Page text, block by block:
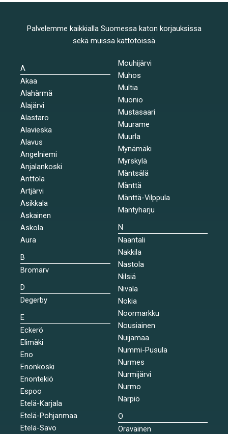
Palvelemme kaikkialla Suomessa katon korjauksissa
sekä muissa kattotöissä
A
Akaa
Alahärmä
Alajärvi
Alastaro
Alavieska
Alavus
Angelniemi
Anjalankoski
Anttola
Artjärvi
Asikkala
Askainen
Askola
Aura
B
Bromarv
D
Degerby
E
Eckerö
Elimäki
Eno
Enonkoski
Enontekiö
Espoo
Etelä-Karjala
Etelä-Pohjanmaa
Etelä-Savo
Mouhijärvi
Muhos
Multia
Muonio
Mustasaari
Muurame
Muurla
Mynämäki
Myrskylä
Mäntsälä
Mänttä
Mänttä-Vilppula
Mäntyharju
N
Naantali
Nakkila
Nastola
Nilsiä
Nivala
Nokia
Noormarkku
Nousiainen
Nuijamaa
Nummi-Pusula
Nurmes
Nurmijärvi
Nurmo
Närpiö
O
Oravainen